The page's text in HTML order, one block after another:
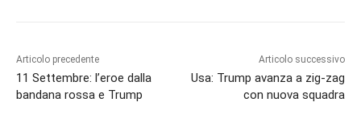
Articolo precedente
11 Settembre: l’eroe dalla
bandana rossa e Trump
Articolo successivo
Usa: Trump avanza a zig-zag
con nuova squadra